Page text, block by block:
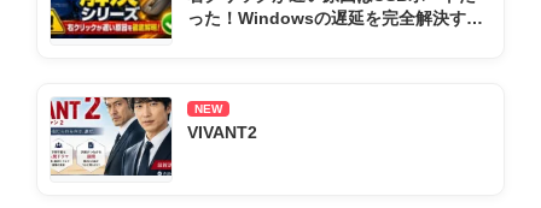
った！Windowsの遅延を完全解決する
NEW
VIVANT2